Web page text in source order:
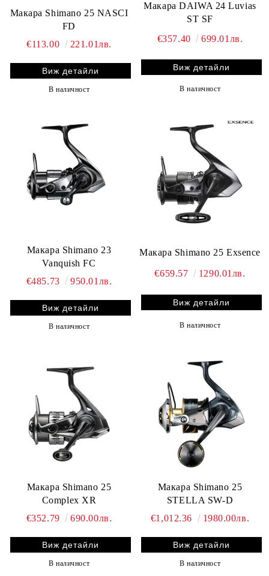
Макара Shimano 25 NASCI
FD
€113.00
221.01лв.
Виж детайли
В наличност
Макара DAIWA 24 Luvias
ST SF
€357.40
699.01лв.
Виж детайли
В наличност
Макара Shimano 23
Vanquish FC
€485.73
950.01лв.
Виж детайли
В наличност
Макара Shimano 25 Exsence
€659.57 1290.01лв.
Виж детайли
В наличност
Макара Shimano 25
Complex XR
€352.79
690.00лв.
Виж детайли
В наличност
Макара Shimano 25
STELLA SW-D
€1,012.36
1980.00лв.
Виж детайли
В наличност